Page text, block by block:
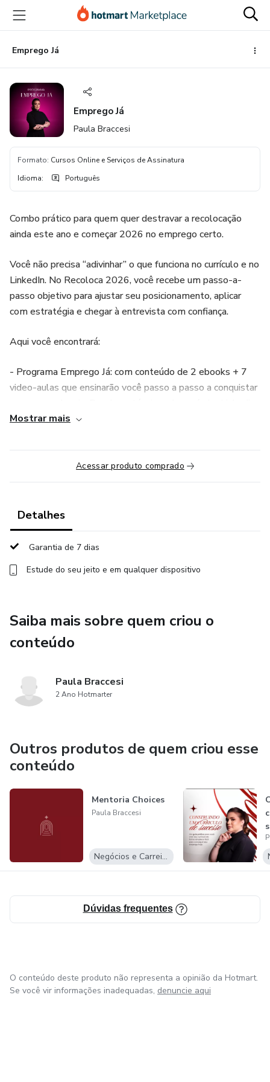
para
conteúdo
principal
para
pagamento
para
rodapé
Emprego Já
Emprego Já
Paula Braccesi
Formato: Cursos Online e Serviços de Assinatura
Idioma: Português
Combo prático para quem quer destravar a recolocação
ainda este ano e começar 2026 no emprego certo.
Você não precisa “adivinhar” o que funciona no currículo e no
LinkedIn. No Recoloca 2026, você recebe um passo-a-
passo objetivo para ajustar seu posicionamento, aplicar
com estratégia e chegar à entrevista com confiança.
Aqui você encontrará:
- Programa Emprego Já: com conteúdo de 2 ebooks + 7
video-aulas que ensinarão você passo a passo a conquistar
busca de vagas, sites de emprego, entrevistas de
- Gravação de Imersão Currículo 4.0 + PDF: aula de 3 horas
de duração, que foi ministrada ao vivo e gravada para que
currículo de uma forma objetiva, clara e assertiva para que
recrutadores te selecionem para a vaga que tanto deseja.
simples e clara de como conseguir a vada de emprego que
Mostrar mais
Acessar produto comprado
Detalhes
Garantia de 7 dias
Estude do seu jeito e em qualquer dispositivo
Saiba mais sobre quem criou o
conteúdo
Paula Braccesi
2 Ano Hotmarter
Outros produtos de quem criou esse
conteúdo
Mentoria Choices
Paula Braccesi
Negócios e Carreira
Dúvidas frequentes
O conteúdo deste produto não representa a opinião da Hotmart.
Se você vir informações inadequadas, denuncie aqui